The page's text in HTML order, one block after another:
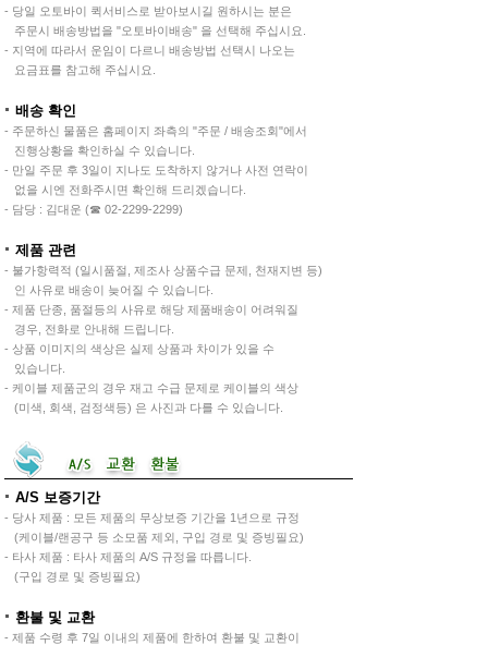
- 당일 오토바이 퀵서비스로 받아보시길 원하시는 분은
주문시 배송방법을 "오토바이배송" 을 선택해 주십시요.
- 지역에 따라서 운임이 다르니 배송방법 선택시 나오는
요금표를 참고해 주십시요.
배송 확인
- 주문하신 물품은 홈페이지 좌측의 "주문 / 배송조회"에서
진행상황을 확인하실 수 있습니다.
- 만일 주문 후 3일이 지나도 도착하지 않거나 사전 연락이
없을 시엔 전화주시면 확인해 드리겠습니다.
- 담당 : 김대운 (☎ 02-2299-2299)
제품 관련
- 불가항력적 (일시품절, 제조사 상품수급 문제, 천재지변 등)
인 사유로 배송이 늦어질 수 있습니다.
- 제품 단종, 품절등의 사유로 해당 제품배송이 어려워질
경우, 전화로 안내해 드립니다.
- 상품 이미지의 색상은 실제 상품과 차이가 있을 수
있습니다.
- 케이블 제품군의 경우 재고 수급 문제로 케이블의 색상
(미색, 회색, 검정색등) 은 사진과 다를 수 있습니다.
A/S 보증기간
- 당사 제품 : 모든 제품의 무상보증 기간을 1년으로 규정
(케이블/랜공구 등 소모품 제외, 구입 경로 및 증빙필요)
- 타사 제품 : 타사 제품의 A/S 규정을 따릅니다.
(구입 경로 및 증빙필요)
환불 및 교환
- 제품 수령 후 7일 이내의 제품에 한하여 환불 및 교환이